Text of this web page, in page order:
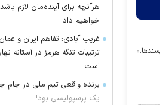
۰
هرآنچه برای آینده‌مان لازم
خواهیم داد
غریب آبادی: تفاهم ایران و عمان
ترتیبات تنگه هرمز در آستانه
است
برنده واقعی تیم ملی در جام
یک پرسپولیسی بود!